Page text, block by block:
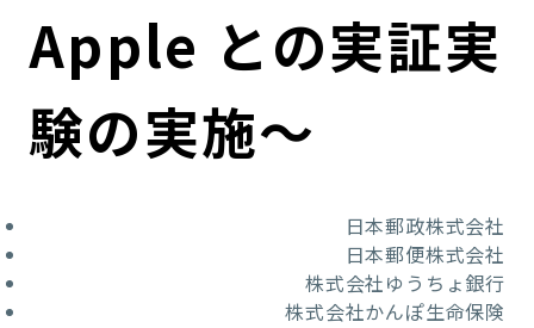
ガバナンス
ESGデータ集
Apple との実証実
験の実施～
日本郵政株式会社
日本郵便株式会社
株式会社ゆうちょ銀行
株式会社かんぽ生命保険